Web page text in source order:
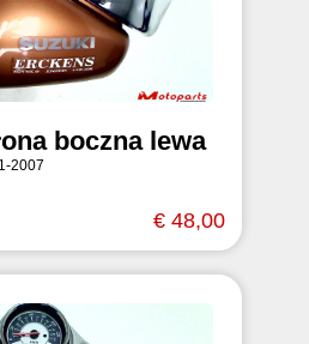
boczna lewa
2007
€ 48,00